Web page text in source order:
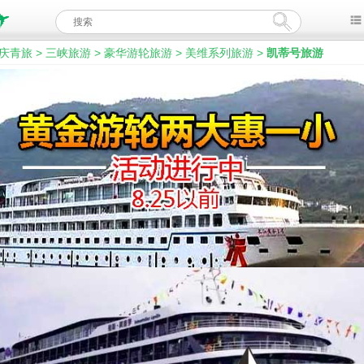
青旅 > 三峡旅游 > 豪华游轮旅游 > 美维系列旅游 > 凯蒂号旅游